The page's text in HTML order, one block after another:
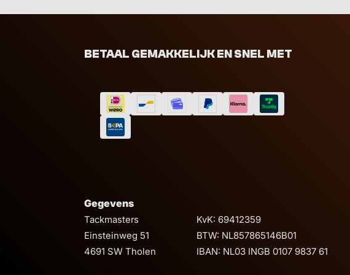
BETAAL GEMAKKELIJK EN SNEL MET
Gegevens
Tackmasters
Einsteinweg 51
4691 SW Tholen
KvK: 69412359
BTW: NL857865146B01
IBAN: NL03 INGB 0107 9837 61